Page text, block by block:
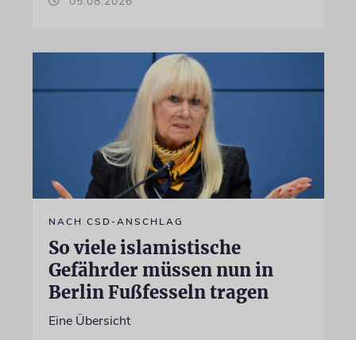
NACH CSD-ANSCHLAG
So viele islamistische
Gefährder müssen nun in
Berlin Fußfesseln tragen
Eine Übersicht